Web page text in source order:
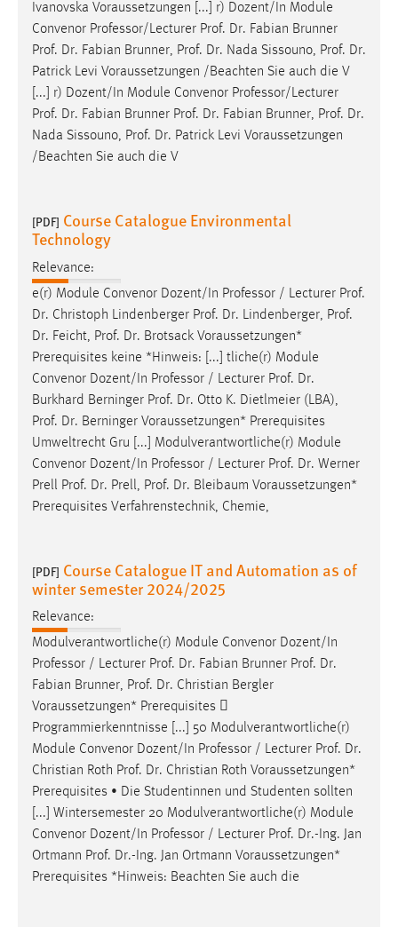
Ivanovska Voraussetzungen [...] r) Dozent/In Module
Convenor Professor/Lecturer Prof. Dr. Fabian Brunner
Prof. Dr. Fabian Brunner, Prof. Dr. Nada Sissouno, Prof. Dr.
Patrick Levi Voraussetzungen /Beachten Sie auch die V
[...] r) Dozent/In Module Convenor Professor/Lecturer
Prof. Dr. Fabian Brunner Prof. Dr. Fabian Brunner, Prof. Dr.
Nada Sissouno, Prof. Dr. Patrick Levi Voraussetzungen
/Beachten Sie auch die V
[PDF] Course Catalogue Environmental
Technology
Relevance:
e(r) Module Convenor Dozent/In Professor / Lecturer Prof.
Dr. Christoph Lindenberger Prof. Dr. Lindenberger, Prof.
Dr. Feicht, Prof. Dr. Brotsack Voraussetzungen*
Prerequisites keine *Hinweis: [...] tliche(r) Module
Convenor Dozent/In Professor / Lecturer Prof. Dr.
Burkhard Berninger Prof. Dr. Otto K. Dietlmeier (LBA),
Prof. Dr. Berninger Voraussetzungen* Prerequisites
Umweltrecht Gru [...] Modulverantwortliche(r) Module
Convenor Dozent/In Professor / Lecturer Prof. Dr. Werner
Prell Prof. Dr. Prell, Prof. Dr. Bleibaum Voraussetzungen*
Prerequisites Verfahrenstechnik, Chemie,
[PDF] Course Catalogue IT and Automation as of
winter semester 2024/2025
Relevance:
Modulverantwortliche(r) Module Convenor Dozent/In
Professor / Lecturer Prof. Dr. Fabian Brunner Prof. Dr.
Fabian Brunner, Prof. Dr. Christian Bergler
Voraussetzungen* Prerequisites 
Programmierkenntnisse [...] 50 Modulverantwortliche(r)
Module Convenor Dozent/In Professor / Lecturer Prof. Dr.
Christian Roth Prof. Dr. Christian Roth Voraussetzungen*
Prerequisites • Die Studentinnen und Studenten sollten
[...] Wintersemester 20 Modulverantwortliche(r) Module
Convenor Dozent/In Professor / Lecturer Prof. Dr.-Ing. Jan
Ortmann Prof. Dr.-Ing. Jan Ortmann Voraussetzungen*
Prerequisites *Hinweis: Beachten Sie auch die